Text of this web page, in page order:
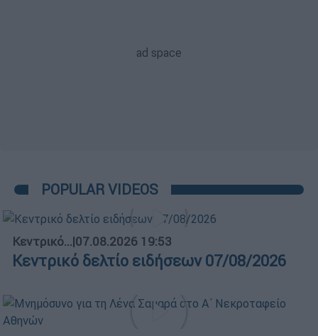
POPULAR VIDEOS
Κεντρικό...|07.08.2026 19:53
Κεντρικό δελτίο ειδήσεων 07/08/2026